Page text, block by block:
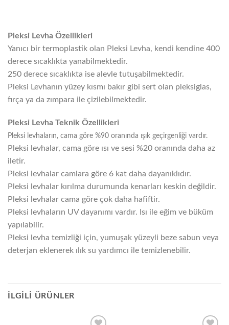
Pleksi Levha Özellikleri
Yanıcı bir termoplastik olan Pleksi Levha, kendi kendine 400
derece sıcaklıkta yanabilmektedir.
250 derece sıcaklıkta ise alevle tutuşabilmektedir.
Pleksi Levhanın yüzey kısmı bakır gibi sert olan pleksiglas,
fırça ya da zımpara ile çizilebilmektedir.
Pleksi Levha Teknik Özellikleri
Pleksi levhaların, cama göre %90 oranında ışık geçirgenliği vardır.
Pleksi levhalar, cama göre ısı ve sesi %20 oranında daha az
iletir.
Pleksi levhalar camlara göre 6 kat daha dayanıklıdır.
Pleksi levhalar kırılma durumunda kenarları keskin değildir.
Pleksi levhalar cama göre çok daha hafiftir.
Pleksi levhaların UV dayanımı vardır. Isı ile eğim ve büküm
yapılabilir.
Pleksi levha temizliği için, yumuşak yüzeyli beze sabun veya
deterjan eklenerek ılık su yardımcı ile temizlenebilir.
İLGILI ÜRÜNLER